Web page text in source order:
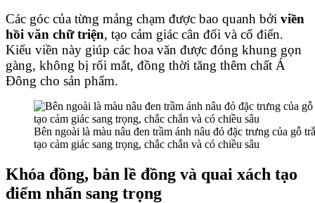
Các góc của từng mảng chạm được bao quanh bởi viền
hồi văn chữ triện, tạo cảm giác cân đối và cổ điển.
Kiểu viền này giúp các hoa văn được đóng khung gọn
gàng, không bị rối mắt, đồng thời tăng thêm chất Á
Đông cho sản phẩm.
Bên ngoài là màu nâu đen trầm ánh nâu đỏ đặc trưng của gỗ
tạo cảm giác sang trọng, chắc chắn và có chiều sâu
Khóa đồng, bản lề đồng và quai xách tạo
điểm nhấn sang trọng